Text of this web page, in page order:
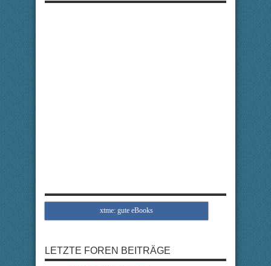
xtme: gute eBooks
LETZTE FOREN BEITRÄGE